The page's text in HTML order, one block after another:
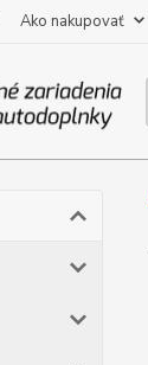
Ako nakupovať